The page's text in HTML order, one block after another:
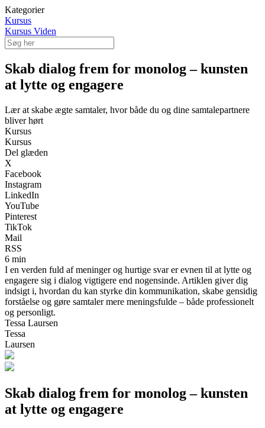
Kategorier
Kursus
Kursus Viden
Skab dialog frem for monolog – kunsten
at lytte og engagere
Lær at skabe ægte samtaler, hvor både du og dine samtalepartnere
bliver hørt
Kursus
Kursus
Del glæden
X
Facebook
Instagram
LinkedIn
YouTube
Pinterest
TikTok
Mail
RSS
6 min
I en verden fuld af meninger og hurtige svar er evnen til at lytte og
engagere sig i dialog vigtigere end nogensinde. Artiklen giver dig
indsigt i, hvordan du kan styrke din kommunikation, skabe gensidig
forståelse og gøre samtaler mere meningsfulde – både professionelt
og personligt.
Tessa Laursen
Tessa
Laursen
Skab dialog frem for monolog – kunsten
at lytte og engagere